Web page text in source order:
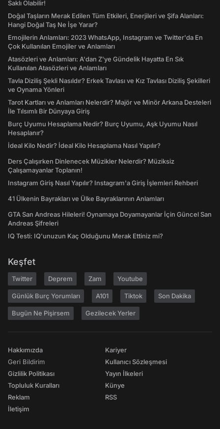
Saklı Olabilir!
Doğal Taşların Merak Edilen Tüm Etkileri, Enerjileri ve Şifa Alanları:
Hangi Doğal Taş Ne İşe Yarar?
Emojilerin Anlamları: 2023 WhatsApp, Instagram ve Twitter'da En
Çok Kullanılan Emojiler ve Anlamları
Atasözleri ve Anlamları: A'dan Z'ye Gündelik Hayatta En Sık
Kullanılan Atasözleri ve Anlamları
Tavla Diziliş Şekli Nasıldır? Erkek Tavlası ve Kız Tavlası Diziliş Şekilleri
ve Oynama Yönleri
Tarot Kartları ve Anlamları Nelerdir? Majör ve Minör Arkana Desteleri
İle Tılsımlı Bir Dünyaya Giriş
Burç Uyumu Hesaplama Nedir? Burç Uyumu, Aşk Uyumu Nasıl
Hesaplanır?
İdeal Kilo Nedir? İdeal Kilo Hesaplama Nasıl Yapılır?
Ders Çalışırken Dinlenecek Müzikler Nelerdir? Müziksiz
Çalışamayanlar Toplanın!
Instagram Giriş Nasıl Yapılır? Instagram'a Giriş İşlemleri Rehberi
41 Ülkenin Bayrakları ve Ülke Bayraklarının Anlamları
GTA San Andreas Hileleri! Oynamaya Doyamayanlar İçin Güncel San
Andreas Şifreleri
IQ Testi: IQ'unuzun Kaç Olduğunu Merak Ettiniz mi?
Keşfet
Twitter Deprem Zam Youtube
Günlük Burç Yorumları A101 Tiktok Son Dakika
Bugün Ne Pişirsem Gezilecek Yerler
Hakkımızda
Geri Bildirim
Gizlilik Politikası
Topluluk Kuralları
Reklam
İletişim
Kariyer
Kullanıcı Sözleşmesi
Yayın İlkeleri
Künye
RSS